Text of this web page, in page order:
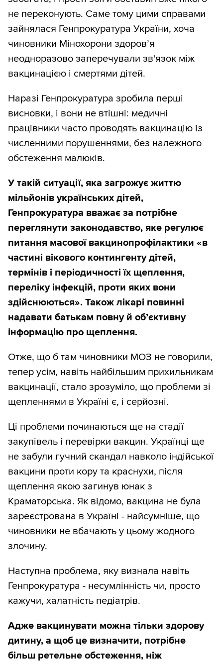
не переконують. Саме тому цими справами
зайнялася Генпрокуратура України, хоча
чиновники Мінохорони здоров’я
неодноразово заперечували зв'язок між
вакцинацією і смертями дітей.
Наразі Генпрокуратура зробила перші
висновки, і вони не втішні: медичні
працівники часто проводять вакцинацію із
численними порушеннями, без належного
обстеження малюків.
У такій ситуації, яка загрожує життю
мільйонів українських дітей,
Генпрокуратура вважає за потрібне
переглянути законодавство, яке регулює
питання масової вакцинопрофілактики «в
частині вікового контингенту дітей,
термінів і періодичності їх щеплення,
переліку інфекцій, проти яких вони
здійснюються». Також лікарі повинні
надавати батькам повну й об’єктивну
інформацію про щеплення.
Отже, що б там чиновники МОЗ не говорили,
тепер усім, навіть найбільшим прихильникам
вакцинації, стало зрозуміло, що проблеми зі
щепленнями в Україні є, і серйозні.
Ці проблеми починаються ще на стадії
закупівель і перевірки вакцин. Українці ще
не забули гучний скандал навколо індійської
вакцини проти кору та краснухи, після
щеплення якою загинув юнак з
Краматорська. Як відомо, вакцина не була
зареєстрована в Україні - найсумніше, що
чиновники не вбачають у цьому жодного
злочину.
Наступна проблема, яку визнала навіть
Генпрокуратура - несумлінність чи, просто
кажучи, халатність педіатрів.
Адже вакцинувати можна тільки здорову
дитину, а щоб це визначити, потрібне
більш ретельне обстеження, ніж